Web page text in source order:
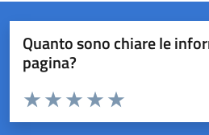
Quanto sono chiare le
pagina?
Valuta da 1 a 5 stelle la pagina
Valuta 5 stelle su 5
Valuta 4 stelle su 5
Valuta 3 stelle su 5
Valuta 2 stelle su 5
Valuta 1 stelle su 5